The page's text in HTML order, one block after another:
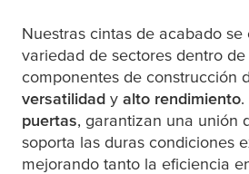
Nuestras cintas de acabado
variedad de sectores dentro
componentes de construcción
versatilidad y alto rendimiento.
puertas, garantizan una unión
soporta las duras condiciones
mejorando tanto la eficiencia